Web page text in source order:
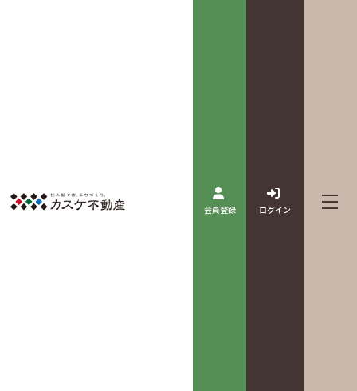
会員登録 ログイン